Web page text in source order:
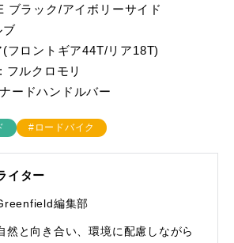
ブラック/アイボリーサイド
ブ
フロントギア44T/リア18T)
フルクロモリ
ードハンドルバー
#ロードバイク
イター
編集部
然と向き合い、環境に配慮しながら